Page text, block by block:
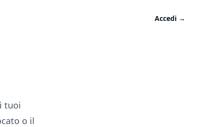
Accedi →
tuoi
o il